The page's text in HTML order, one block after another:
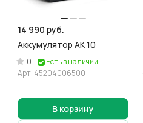
14 990 руб.
Аккумулятор АК 10
0
Есть в наличии
Арт. 45204006500
В корзину